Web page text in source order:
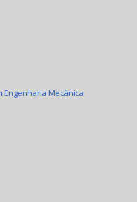
Engenharia Mecânica